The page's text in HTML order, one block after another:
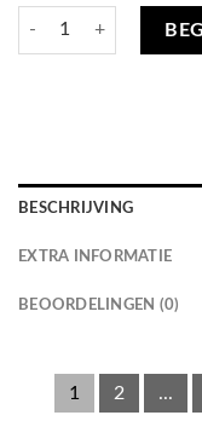
Ontwerp je eigen
BESCHRIJVING
EXTRA INFORMATIE
BEOORDELINGEN (0)
1 2 ...